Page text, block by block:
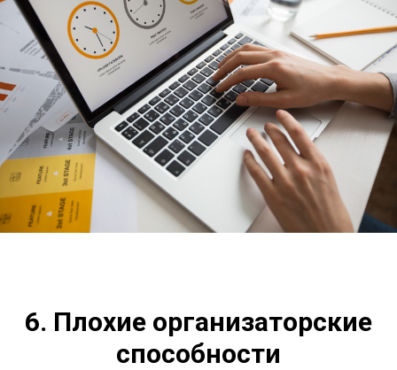
6. Плохие организаторские
способности